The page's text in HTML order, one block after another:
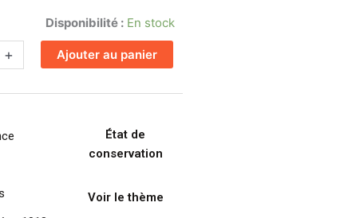
Disponibilité : En stock
+ Ajouter au panier
État de
conservation
Voir le thème